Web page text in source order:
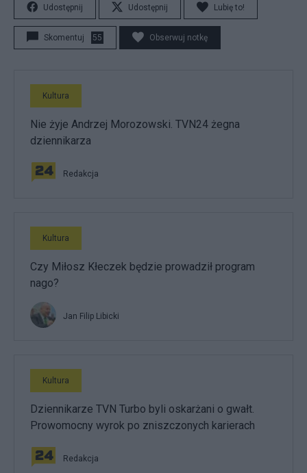
Udostępnij Udostępnij Lubię to!
Skomentuj 55 Obserwuj notkę
Kultura
Nie żyje Andrzej Morozowski. TVN24 żegna
dziennikarza
Redakcja
Kultura
Czy Miłosz Kłeczek będzie prowadził program
nago?
Jan Filip Libicki
Kultura
Dziennikarze TVN Turbo byli oskarżani o gwałt.
Prowomocny wyrok po zniszczonych karierach
Redakcja